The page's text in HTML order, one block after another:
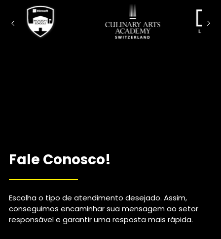
Fale Conosco!
Escolha o tipo de atendimento desejado. Assim,
conseguimos encaminhar sua mensagem ao setor
responsável e garantir uma resposta mais rápida.